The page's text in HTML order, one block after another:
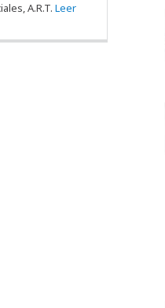
A.R.T. Leer